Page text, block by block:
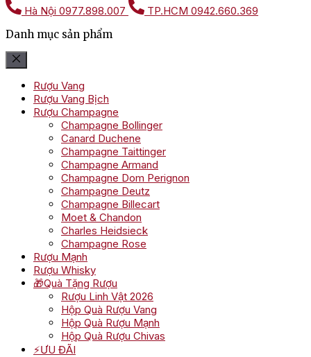
Hà Nội 0977.898.007 TP.HCM 0942.660.369
Danh mục sản phẩm
Rượu Vang
Rượu Vang Bịch
Rượu Champagne
Champagne Bollinger
Canard Duchene
Champagne Taittinger
Champagne Armand
Champagne Dom Perignon
Champagne Deutz
Champagne Billecart
Moet & Chandon
Charles Heidsieck
Champagne Rose
Rượu Mạnh
Rượu Whisky
🎁Quà Tặng Rượu
Rượu Linh Vật 2026
Hộp Quà Rượu Vang
Hộp Quà Rượu Mạnh
Hộp Quà Rượu Chivas
⚡ƯU ĐÃI